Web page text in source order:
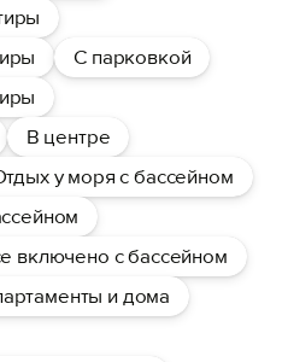
С парковкой
В центре
у моря с бассейном
включено с бассейном
и дома